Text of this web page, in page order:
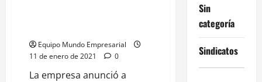
impacto
del
modelo
Equipo Mundo Empresarial
11 de enero de 2021
0
La empresa anunció a
Sin
categoría
Sindicatos